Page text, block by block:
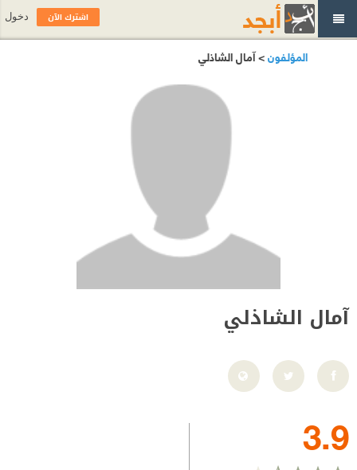
المؤلفون> آمال الشاذلي
آمال الشاذلي
3.9
اشترك الآن دخول